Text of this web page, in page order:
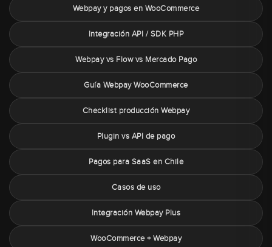
Webpay y pagos en WooCommerce
Integración API / SDK PHP
Webpay vs Flow vs Mercado Pago
Guía Webpay WooCommerce
Checklist producción Webpay
Plugin vs API de pago
Pagos para SaaS en Chile
Casos de uso
Integración Webpay Plus
WooCommerce + Webpay